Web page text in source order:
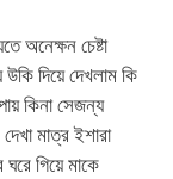
অনেক্ষন চেষ্টা
দিয়ে দেখলাম কি
কিনা সেজন্য
মাত্র ইশারা
গিয়ে মাকে